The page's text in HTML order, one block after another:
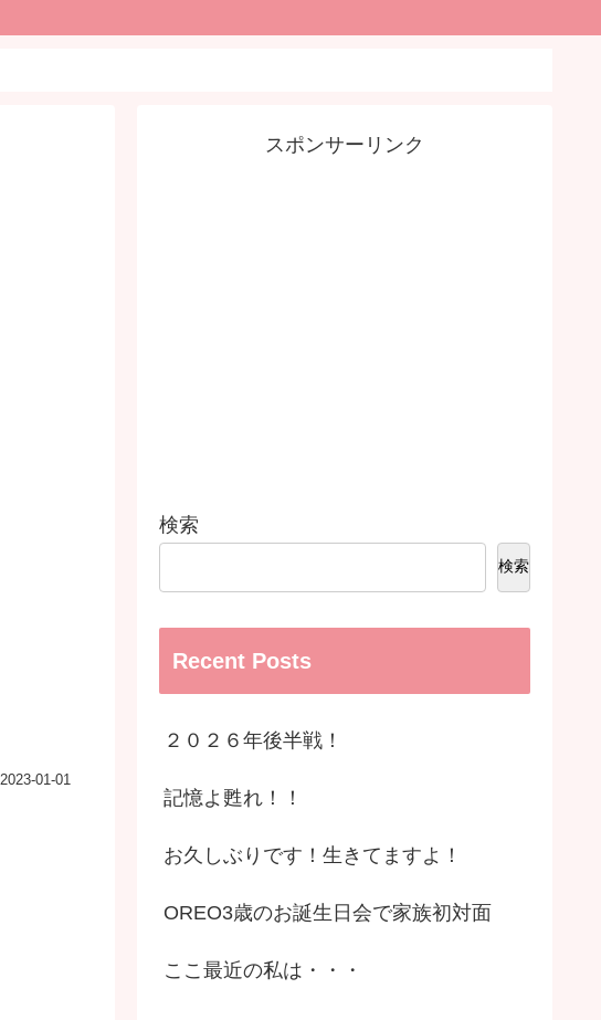
2023-01-01
スポンサーリンク
検索
検索
Recent Posts
２０２６年後半戦！
記憶よ甦れ！！
お久しぶりです！生きてますよ！
OREO3歳のお誕生日会で家族初対面
ここ最近の私は・・・